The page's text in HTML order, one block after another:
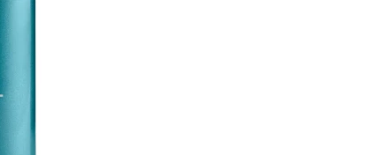
Poszczególne